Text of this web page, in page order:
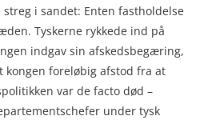
i sandet: Enten fastholdelse
Tyskerne rykkede ind på
indgav sin afskedsbegæring,
kongen foreløbig afstod fra at
var de facto død –
under tysk